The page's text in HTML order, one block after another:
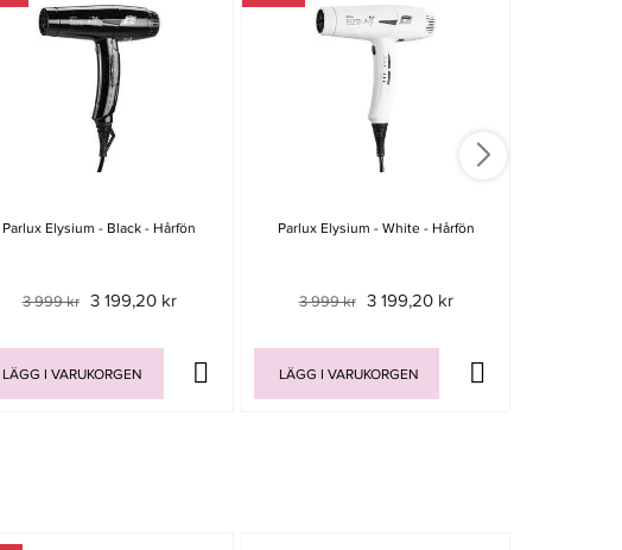
Parlux Elysium - Black - Hårfön
3 999 kr 3 199,20 kr
LÄGG I VARUKORGEN
Parlux Elysium - White - Hårfön
3 999 kr 3 199,20 kr
LÄGG I VARUKORGEN